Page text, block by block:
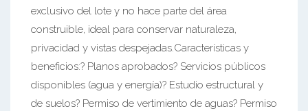
exclusivo del lote y no hace parte del área
construible, ideal para conservar naturaleza,
privacidad y vistas despejadas.Características y
beneficios:? Planos aprobados? Servicios públicos
disponibles (agua y energía)? Estudio estructural y
de suelos? Permiso de vertimiento de aguas? Permiso